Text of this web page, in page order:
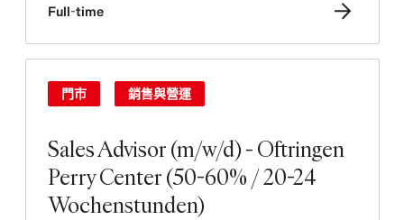
Full-time
Sales Advisor (m/w/d) - Oftringen
Perry Center (50-60% / 20-24
Wochenstunden)
門市 銷售與營運